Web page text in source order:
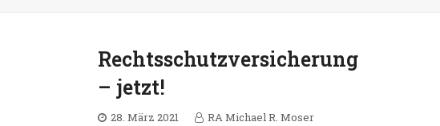
Rechtsschutzversicherung
– jetzt!
28. März 2021
RA Michael R. Moser